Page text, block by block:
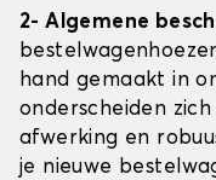
2- Algemene
hand gemaakt in
onderscheiden
afwerking en
je nieuwe